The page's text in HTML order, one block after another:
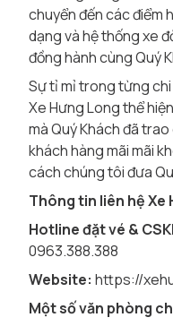
chuyển đến các điểm
dạng và hệ thống xe
đồng hành cùng Quý
Sự tỉ mỉ trong từng
Xe Hưng Long thể
mà Quý Khách đã
khách hàng mãi mãi
cách chúng tôi đưa
Thông tin liên hệ Xe
Hotline đặt vé &
0963.388.388
Website: https://
Một số văn phòng